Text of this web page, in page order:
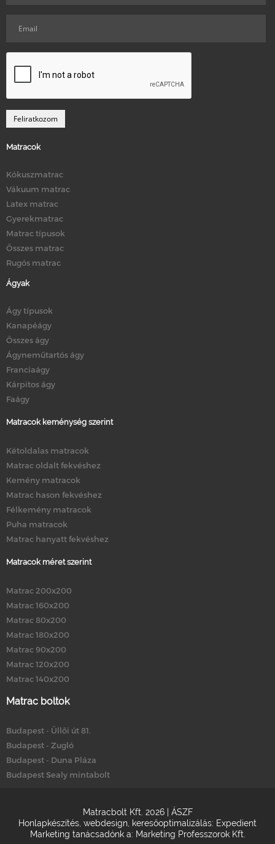
Matracok
Kókuszmatrac
Vákuum matrac
Latex matrac
Gyerekmatrac
Matrac típusok
Összes matrac
Rugós matrac
Ágyak
Ágy típusok
Kanapéágy
Összes ágy
Ágyneműtartós ágy
Franciaágy
Kárpitos ágy
Faágy
Matracok keménység szerint
Kétoldalas matracok
Matrac oldalt fekvéshez
Kemény matracok
Matrac hason fekvéshez
Félkemény matracok
Puha matracok
Matrac hanyatt fekvéshez
Matracok méret szerint
Matrac 200x200
Matrac 160x200
Matrac 80x200
Matrac 180x200
Matrac 90x200
Matrac 120x200
Matrac 140x200
Matrac boltok
Budapest - Üllői út 81.
Budapest - Zugló
Budapest - Duna Pláza
Budapest Sealy mintabolt
Matracbolt Kft. 2026 | ÁSZF
Honlapkészítés webdesign keresőoptimalizálás: Expedient
Marketing tanácsadónk a: Marketing Professzorok Kft.